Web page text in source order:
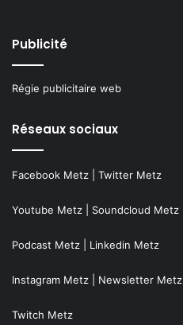
Publicité
Régie publicitaire web
Réseaux sociaux
Facebook Metz Twitter Metz
Youtube Metz Soundcloud Metz
Podcast Metz Linkedin Metz
Instagram Metz Newsletter Metz
Twitch Metz